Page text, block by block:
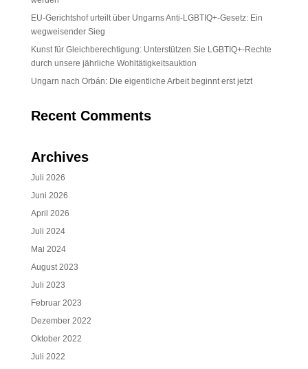
EU-Gerichtshof urteilt über Ungarns Anti-LGBTIQ+-Gesetz: Ein
wegweisender Sieg
Kunst für Gleichberechtigung: Unterstützen Sie LGBTIQ+-Rechte
durch unsere jährliche Wohltätigkeitsauktion
Ungarn nach Orbán: Die eigentliche Arbeit beginnt erst jetzt
Recent Comments
Archives
Juli 2026
Juni 2026
April 2026
Juli 2024
Mai 2024
August 2023
Juli 2023
Februar 2023
Dezember 2022
Oktober 2022
Juli 2022